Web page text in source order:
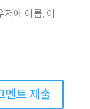
에 이름, 이
멘트 제출